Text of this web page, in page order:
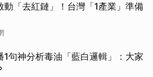
動「去紅鏈」！台灣「1產業」準備
1句神分析毒油「藍白邏輯」：大家